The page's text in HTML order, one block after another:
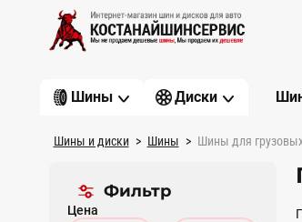
Шины Диски
Шины и диски Шины Шины для
Фильтр
Цена